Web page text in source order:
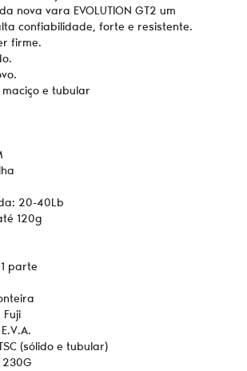
nova vara EVOLUTION GT2 um
confiabilidade, forte e resistente.
firme.
e tubular
20-40Lb
120g
parte
(sólido e tubular)